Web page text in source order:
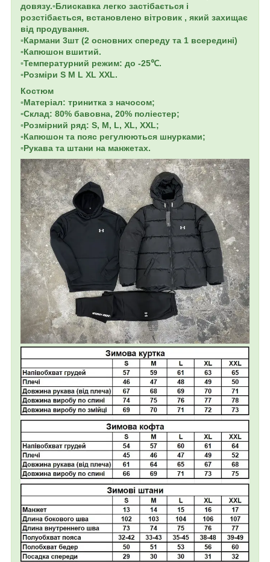
довязу.▫️Блискавка легко застібається і
розстібається, встановлено вітровик , який захищає
від продування.
▫️Кармани 3шт (2 основних спереду та 1 всередині)
▫️Капюшон вшитий.
▫️Температурний режим: до -25℃.
▫️Розміри S M L XL XXL.
Костюм
▫️Матеріал: тринитка з начосом;
▫️Склад: 80% бавовна, 20% поліестер;
▫️Розмірний ряд: S, M, L, XL, XXL;
▫️Капюшон та пояс регулюються шнурками;
▫️Рукава та штани на манжетах.